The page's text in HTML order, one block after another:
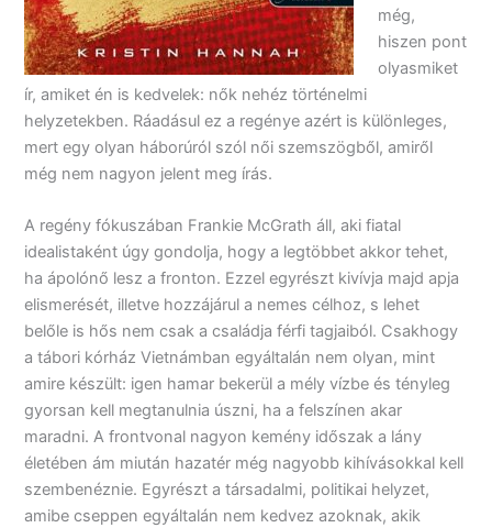
még,
hiszen pont
olyasmiket
ír, amiket én is kedvelek: nők nehéz történelmi
helyzetekben. Ráadásul ez a regénye azért is különleges,
mert egy olyan háborúról szól női szemszögből, amiről
még nem nagyon jelent meg írás.
A regény fókuszában Frankie McGrath áll, aki fiatal
idealistaként úgy gondolja, hogy a legtöbbet akkor tehet,
ha ápolónő lesz a fronton. Ezzel egyrészt kivívja majd apja
elismerését, illetve hozzájárul a nemes célhoz, s lehet
belőle is hős nem csak a családja férfi tagjaiból. Csakhogy
a tábori kórház Vietnámban egyáltalán nem olyan, mint
amire készült: igen hamar bekerül a mély vízbe és tényleg
gyorsan kell megtanulnia úszni, ha a felszínen akar
maradni. A frontvonal nagyon kemény időszak a lány
életében ám miután hazatér még nagyobb kihívásokkal kell
szembenéznie. Egyrészt a társadalmi, politikai helyzet,
amibe cseppen egyáltalán nem kedvez azoknak, akik